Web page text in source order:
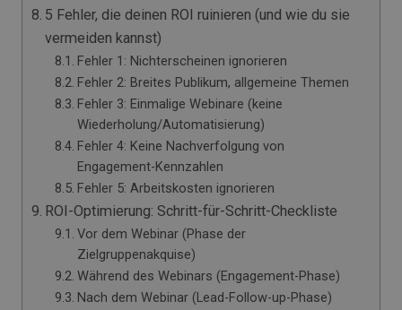
5 Fehler, die deinen ROI ruinieren (und wie du sie
vermeiden kannst)
Fehler 1: Nichterscheinen ignorieren
Fehler 2: Breites Publikum, allgemeine Themen
Fehler 3: Einmalige Webinare (keine
Wiederholung/Automatisierung)
Fehler 4: Keine Nachverfolgung von
Engagement-Kennzahlen
Fehler 5: Arbeitskosten ignorieren
ROI-Optimierung: Schritt-für-Schritt-Checkliste
Vor dem Webinar (Phase der
Zielgruppenakquise)
Während des Webinars (Engagement-Phase)
Nach dem Webinar (Lead-Follow-up-Phase)